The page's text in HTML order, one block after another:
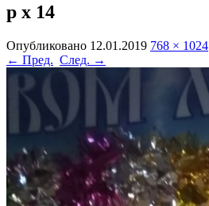
р х 14
Опубликовано 12.01.2019 768 × 1024
← Пред. След. →